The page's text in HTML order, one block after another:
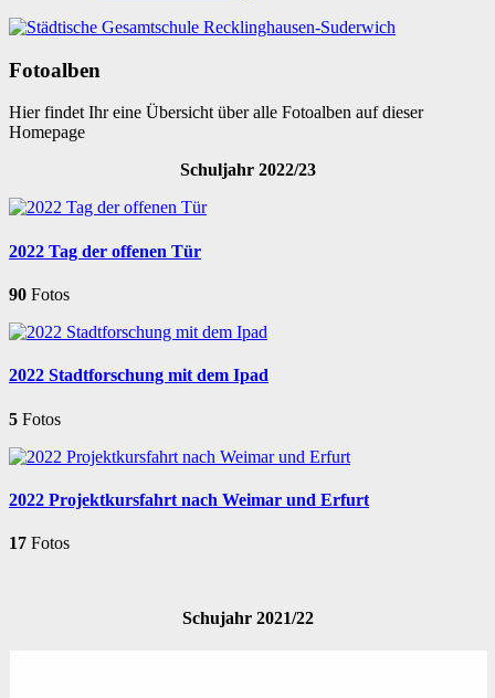
Fotoalben
Hier findet Ihr eine Übersicht über alle Fotoalben auf dieser
Homepage
Schuljahr 2022/23
2022 Tag der offenen Tür
90 Fotos
2022 Stadtforschung mit dem Ipad
5 Fotos
2022 Projektkursfahrt nach Weimar und Erfurt
17 Fotos
Schujahr 2021/22